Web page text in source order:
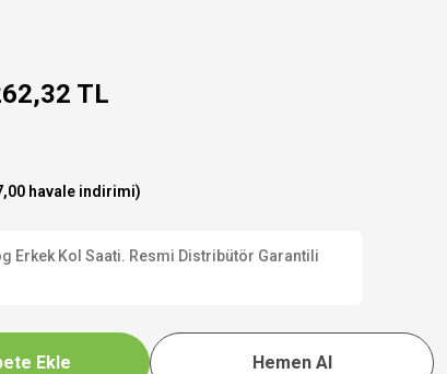
TL
havale indirimi)
Erkek Kol Saati. Resmi Distribütör Garantili
Ekle Hemen Al